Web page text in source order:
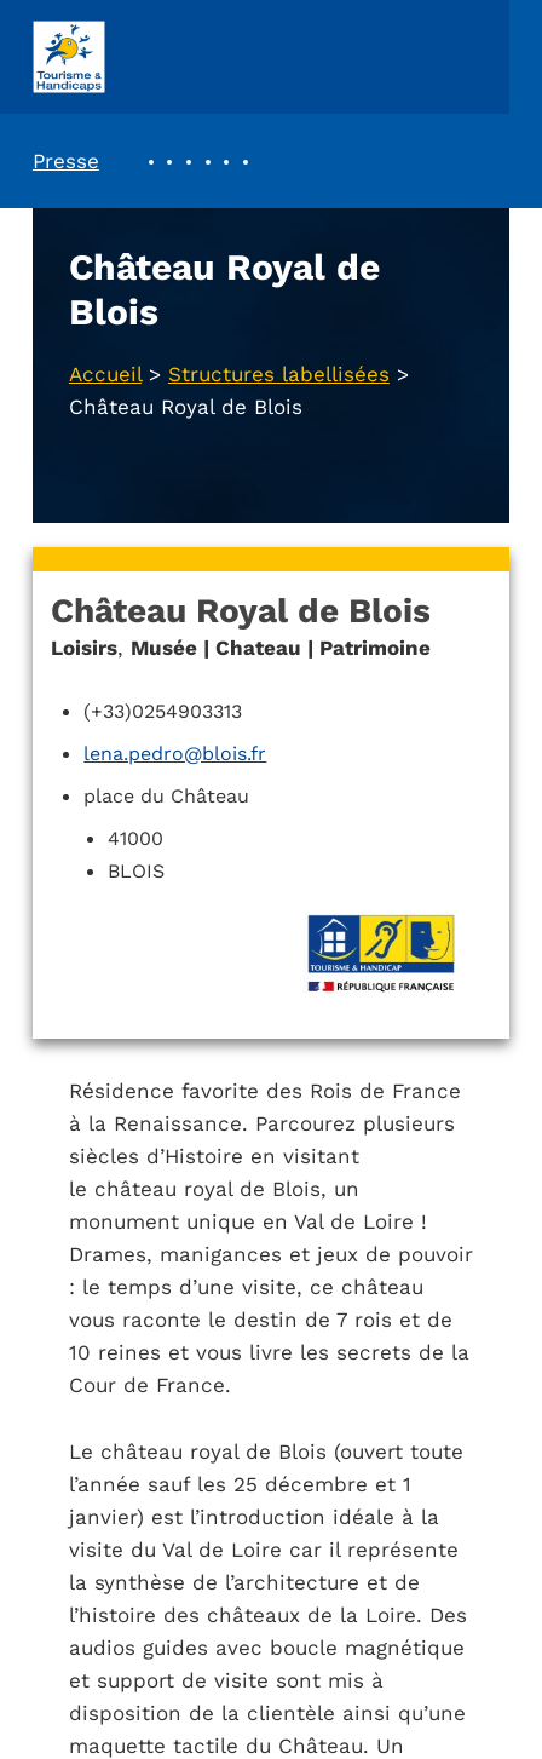
ASSOCIATION TOURISME ET HANDICAPS
Presse
Château Royal de
Blois
Accueil> Structures labellisées >
Château Royal de Blois
Château Royal de Blois
Loisirs, Musée | Chateau | Patrimoine
(+33)0254903313
lena.pedro@blois.fr
place du Château
41000
BLOIS
Résidence favorite des Rois de France
à la Renaissance. Parcourez plusieurs
siècles d’Histoire en visitant
le château royal de Blois, un
monument unique en Val de Loire !
Drames, manigances et jeux de pouvoir
: le temps d’une visite, ce château
vous raconte le destin de 7 rois et de
10 reines et vous livre les secrets de la
Cour de France.
Le château royal de Blois (ouvert toute
l’année sauf les 25 décembre et 1
janvier) est l’introduction idéale à la
visite du Val de Loire car il représente
la synthèse de l’architecture et de
l’histoire des châteaux de la Loire. Des
audios guides avec boucle magnétique
et support de visite sont mis à
disposition de la clientèle ainsi qu’une
maquette tactile du Château. Un